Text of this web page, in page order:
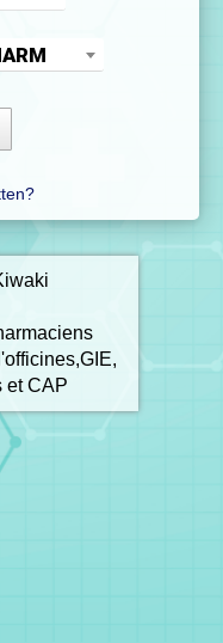
et CAP